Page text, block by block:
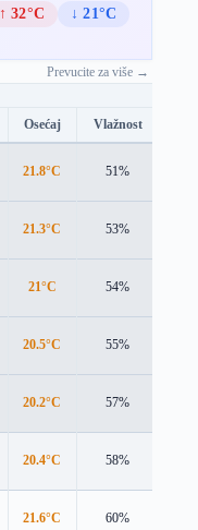
↑ 32°C
↓ 21°C
Prevucite za više →
Osećaj Vlažnost
21.8°C 51%
21.3°C 53%
21°C 54%
20.5°C 55%
20.2°C 57%
20.4°C 58%
21.6°C 60%